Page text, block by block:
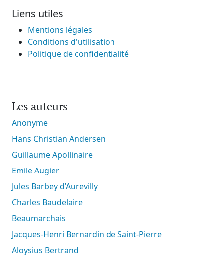
Liens utiles
Mentions légales
Conditions d'utilisation
Politique de confidentialité
Les auteurs
Anonyme
Hans Christian Andersen
Guillaume Apollinaire
Emile Augier
Jules Barbey d’Aurevilly
Charles Baudelaire
Beaumarchais
Jacques-Henri Bernardin de Saint-Pierre
Aloysius Bertrand